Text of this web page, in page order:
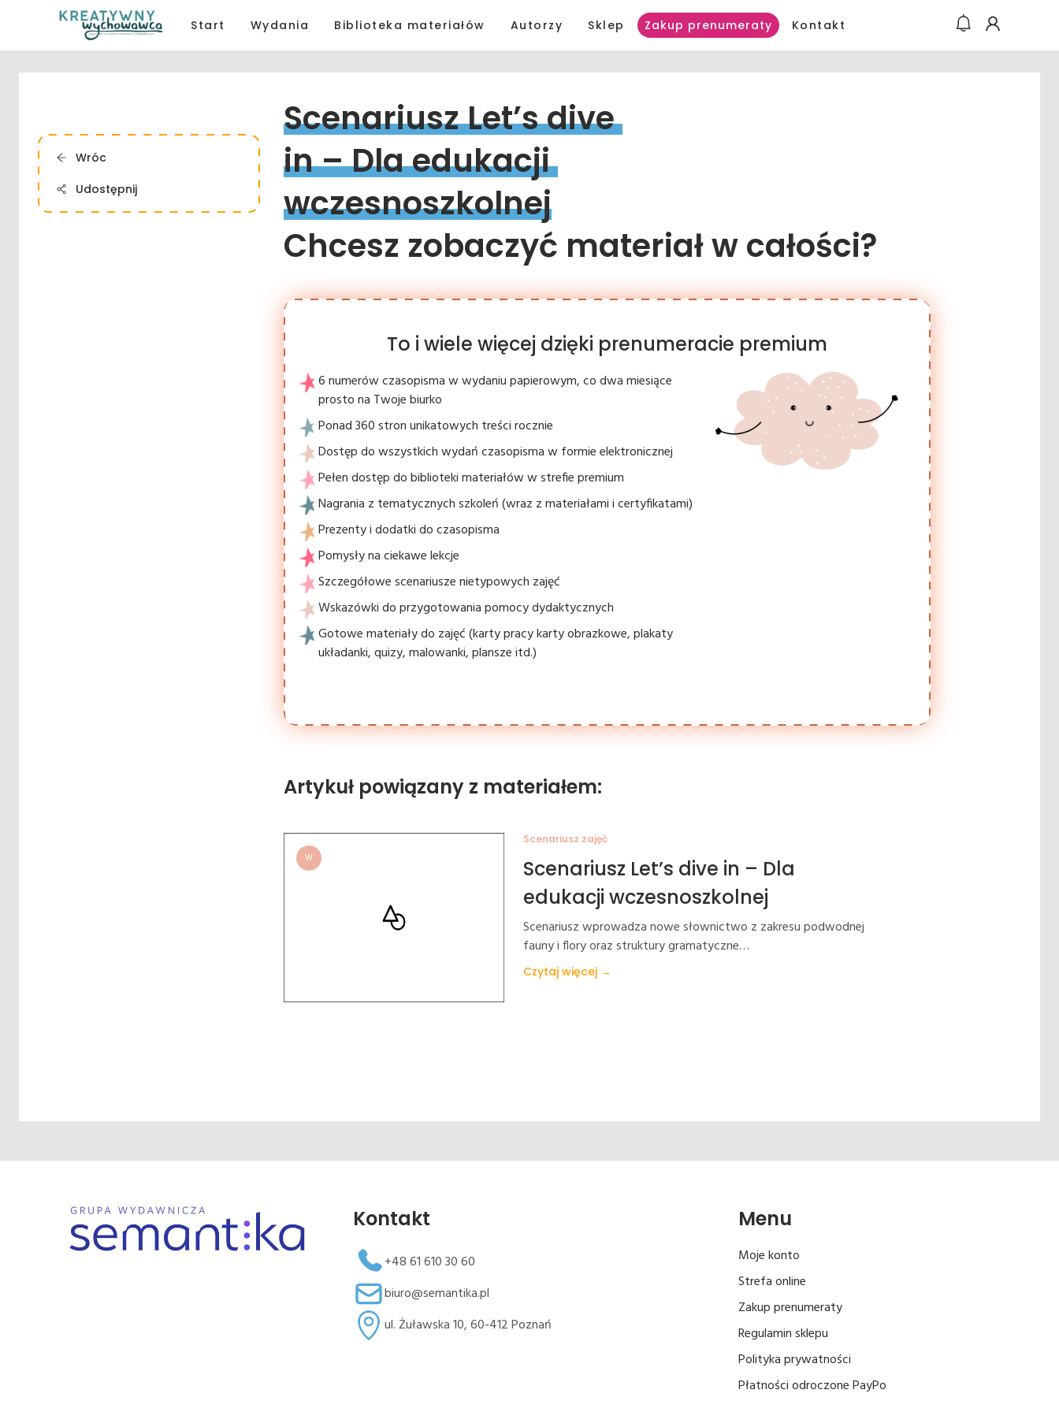
Start Wydania Biblioteka materiałów Autorzy Sklep Zakup prenumeraty Kontakt
Wróc
Udostępnij
Scenariusz Let’s dive
in – Dla edukacji
wczesnoszkolnej
Chcesz zobaczyć materiał w całości?
To i wiele więcej dzięki prenumeracie premium
6 numerów czasopisma w wydaniu papierowym, co dwa miesiące
prosto na Twoje biurko
Ponad 360 stron unikatowych treści rocznie
Dostęp do wszystkich wydań czasopisma w formie elektronicznej
Pełen dostęp do biblioteki materiałów w strefie premium
Nagrania z tematycznych szkoleń (wraz z materiałami i certyfikatami)
Prezenty i dodatki do czasopisma
Pomysły na ciekawe lekcje
Szczegółowe scenariusze nietypowych zajęć
Wskazówki do przygotowania pomocy dydaktycznych
Gotowe materiały do zajęć (karty pracy karty obrazkowe, plakaty
układanki, quizy, malowanki, plansze itd.)
Artykuł powiązany z materiałem:
W
Scenariusz zajęć
Scenariusz Let’s dive in – Dla
edukacji wczesnoszkolnej
Scenariusz wprowadza nowe słownictwo z zakresu podwodnej
fauny i flory oraz struktury gramatyczne…
Czytaj więcej →
Kontakt
+48 61 610 30 60
biuro@semantika.pl
ul. Żuławska 10, 60-412 Poznań
Menu
Moje konto
Strefa online
Zakup prenumeraty
Regulamin sklepu
Polityka prywatności
Płatności odroczone PayPo